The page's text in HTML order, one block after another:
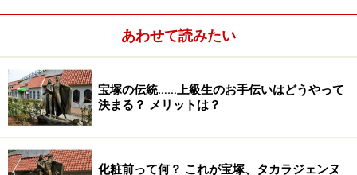
年
『不滅の恋人たちへ』アルフレッド･ミュッセ
『維新回天・竜馬伝！』中岡慎太郎
2007
年
『Ａ／Ｌ』ラウル･バラン
『バレンシアの熱い花』フェルナンド・デルバレ
あわせて読みたい
宝塚の伝統……上級生のお手伝いはどうやって
決まる？ メリットは？
化粧前って何？ これが宝塚、タカラジェンヌ